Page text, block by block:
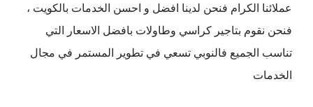
عملائنا الكرام فنحن لدينا افضل و احسن الخدمات بالكويت ،
فنحن نقوم بتاجير كراسي وطاولات بافضل الاسعار التي
تناسب الجميع فالنوبي تسعي في تطوير المستمر في مجال
الخدمات